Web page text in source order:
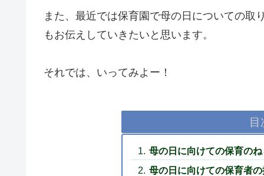
また、最近では保育園で母の日についての
もお伝えしていきたいと思います。
それでは、いってみよー！
目
母の日に向けての保育の
母の日に向けての保育者